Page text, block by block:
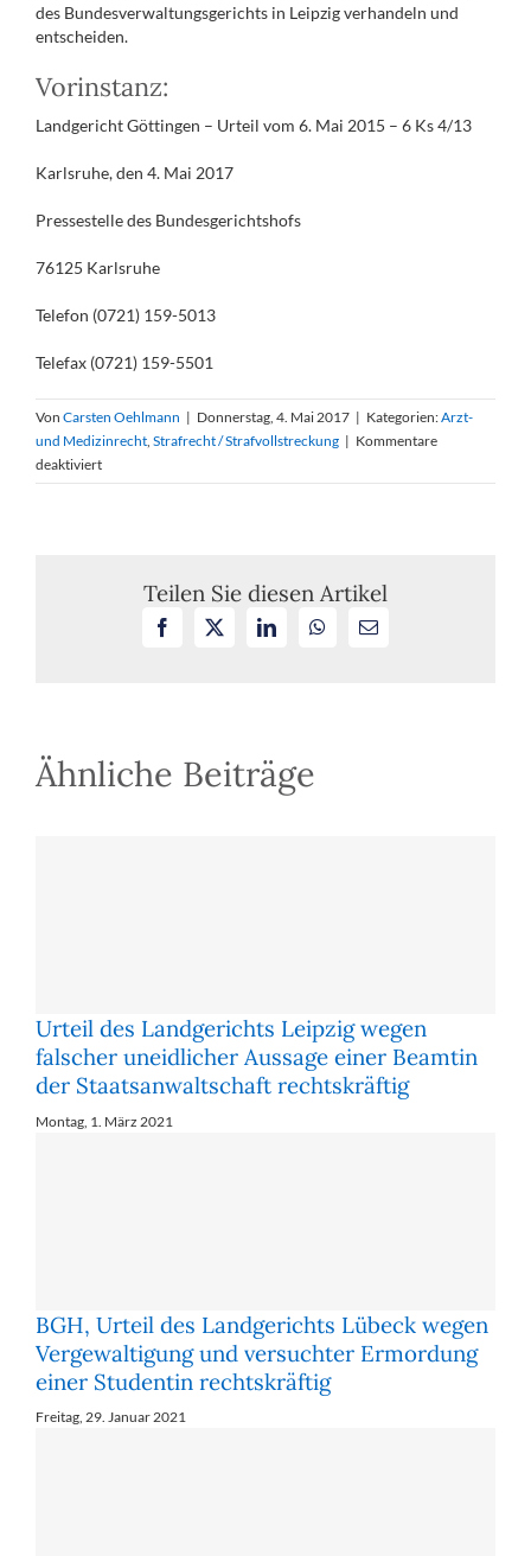
des Bundesverwaltungsgerichts in Leipzig verhandeln und
entscheiden.
Vorinstanz:
Landgericht Göttingen – Urteil vom 6. Mai 2015 – 6 Ks 4/13
Karlsruhe, den 4. Mai 2017
Pressestelle des Bundesgerichtshofs
76125 Karlsruhe
Telefon (0721) 159-5013
Telefax (0721) 159-5501
Von Carsten Oehlmann | Donnerstag, 4. Mai 2017 | Kategorien:Arzt-
und Medizinrecht, Strafrecht / Strafvollstreckung | Kommentare
deaktiviertfür
BGH,
2017zu
eines
Teilen Sie diesen Artikel
Facebook LinkedInWhatsApp
E-
Ähnliche Beiträge
Urteil des Landgerichts Leipzig wegen
falscher uneidlicher Aussage einer Beamtin
der Staatsanwaltschaft rechtskräftig
Montag, 1. März 2021
BGH, Urteil des Landgerichts Lübeck wegen
Vergewaltigung und versuchter Ermordung
einer Studentin rechtskräftig
Freitag, 29. Januar 2021